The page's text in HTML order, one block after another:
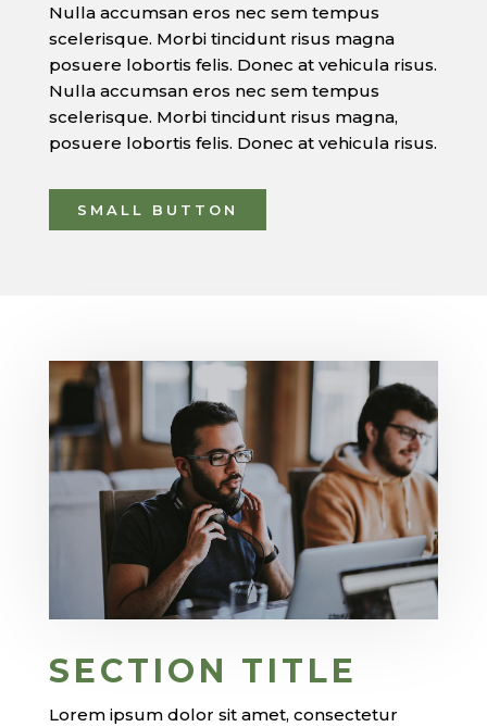
Nulla accumsan eros nec sem tempus
scelerisque. Morbi tincidunt risus magna
posuere lobortis felis. Donec at vehicula risus.
Nulla accumsan eros nec sem tempus
scelerisque. Morbi tincidunt risus magna,
posuere lobortis felis. Donec at vehicula risus.
SMALL BUTTON
SECTION TITLE
Lorem ipsum dolor sit amet, consectetur